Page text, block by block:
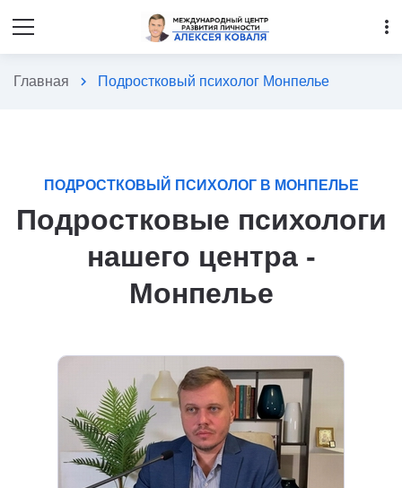
more_vert
Главная chevron_right Подростковый психолог Монпелье
ПОДРОСТКОВЫЙ ПСИХОЛОГ В МОНПЕЛЬЕ
Подростковые психологи
нашего центра -
Монпелье